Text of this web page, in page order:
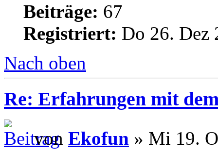
Beiträge: 67
Registriert: Do 26. Dez
Nach oben
Re: Erfahrungen mit
von Ekofun » Mi 19.